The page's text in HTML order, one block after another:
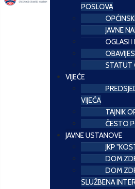
POSLOVA
JAVNE
OGLASI I
STATUT
VIJEĆE
VIJEĆA
TAJNIK
ČESTO
JAVNE USTANOVE
JKP
DOM
DOM
SLUŽBENA